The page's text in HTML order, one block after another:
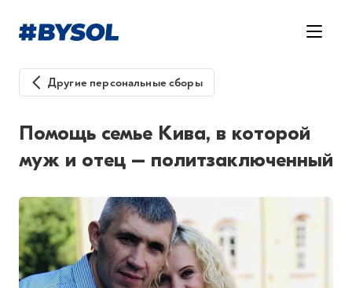
Другие персональные сборы
Помощь семье Кива, в которой
муж и отец – политзаключенный